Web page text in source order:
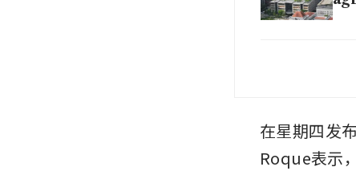
在星期四发
Roque表示